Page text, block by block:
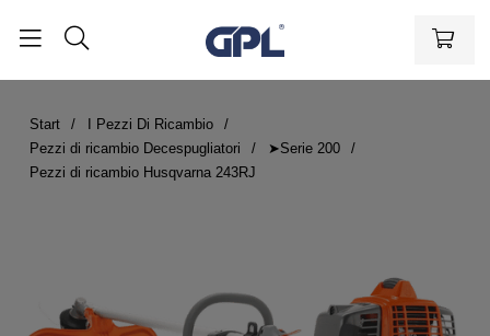
Start
I Pezzi Di Ricambio
Pezzi di ricambio Decespugliatori
➤Serie 200
Pezzi di ricambio Husqvarna 243RJ